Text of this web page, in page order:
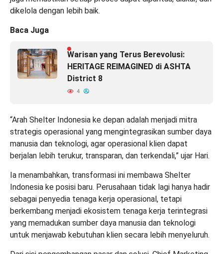
dikelola dengan lebih baik.
Baca Juga
Warisan yang Terus Berevolusi:
HERITAGE REIMAGINED di ASHTA
District 8
4
“Arah Shelter Indonesia ke depan adalah menjadi mitra
strategis operasional yang mengintegrasikan sumber daya
manusia dan teknologi, agar operasional klien dapat
berjalan lebih terukur, transparan, dan terkendali,” ujar Hari.
Ia menambahkan, transformasi ini membawa Shelter
Indonesia ke posisi baru. Perusahaan tidak lagi hanya hadir
sebagai penyedia tenaga kerja operasional, tetapi
berkembang menjadi ekosistem tenaga kerja terintegrasi
yang memadukan sumber daya manusia dan teknologi
untuk menjawab kebutuhan klien secara lebih menyeluruh.